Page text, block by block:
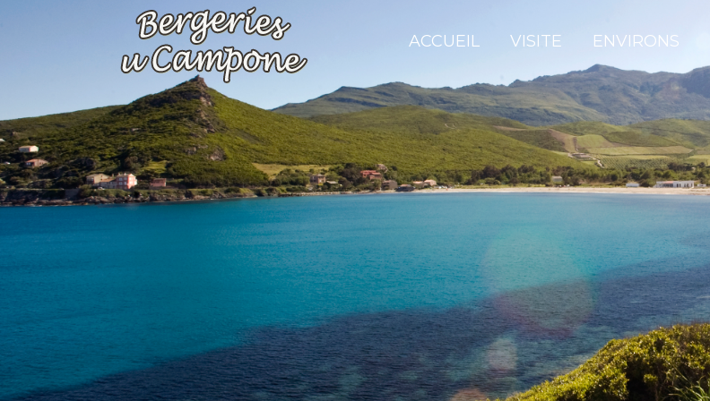
ACCUEIL VISITE ENVIRONS